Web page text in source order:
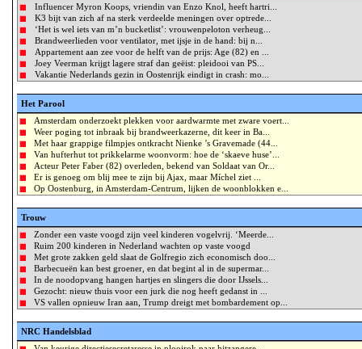
Influencer Myron Koops, vriendin van Enzo Knol, heeft hartri...
K3 bijt van zich af na sterk verdeelde meningen over optrede...
‘Het is wel iets van m’n bucketlist’: vrouwenpeloton verheug...
Brandweerlieden voor ventilator, met ijsje in de hand: bij n...
Appartement aan zee voor de helft van de prijs: Age (82) en ...
Joey Veerman krijgt lagere straf dan geëist: pleidooi van PS...
Vakantie Nederlands gezin in Oostenrijk eindigt in crash: mo...
Het Parool
Amsterdam onderzoekt plekken voor aardwarmte met zware voert...
Weer poging tot inbraak bij brandweerkazerne, dit keer in Ba...
Met haar grappige filmpjes ontkracht Nienke ’s Gravemade (44...
Van hufterhut tot prikkelarme woonvorm: hoe de ‘skaeve huse’...
Acteur Peter Faber (82) overleden, bekend van Soldaat van Or...
Er is genoeg om blij mee te zijn bij Ajax, maar Míchel ziet ...
Op Oostenburg, in Amsterdam-Centrum, lijken de woonblokken e...
Trouw
Zonder een vaste voogd zijn veel kinderen vogelvrij. ‘Meerde...
Ruim 200 kinderen in Nederland wachten op vaste voogd
Met grote zakken geld slaat de Golfregio zich economisch doo...
Barbecueën kan best groener, en dat begint al in de supermar...
In de noodopvang hangen hartjes en slingers die door IJssels...
Gezocht: nieuw thuis voor een jurk die nog heeft gedanst in ...
VS vallen opnieuw Iran aan, Trump dreigt met bombardement op...
NRC Handelsblad